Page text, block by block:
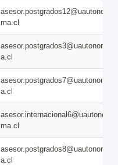
asesor.postgrados12@uautono
ma.cl
asesor.postgrados3@uautonom
a.cl
asesor.postgrados7@uautonom
a.cl
asesor.internacional6@uautono
ma.cl
asesor.postgrados8@uautonom
a.cl